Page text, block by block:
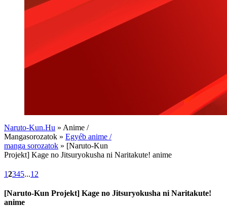
Naruto-Kun.Hu » Anime /
Mangasorozatok » Egyéb anime /
manga sorozatok » [Naruto-Kun
Projekt] Kage no Jitsuryokusha ni Naritakute! anime
12345...12
[Naruto-Kun Projekt] Kage no Jitsuryokusha ni Naritakute!
anime